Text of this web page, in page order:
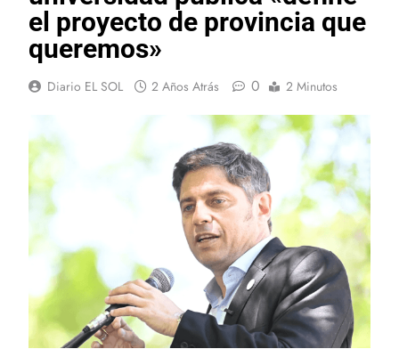
el proyecto de provincia que
queremos»
Diario EL SOL 2 Años Atrás 0 2 Minutos